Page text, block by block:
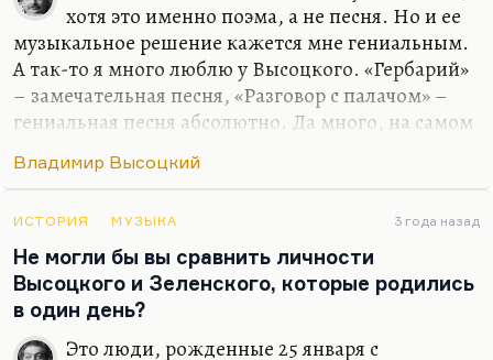
хотя это именно поэма, а не песня. Но и ее
музыкальное решение кажется мне гениальным.
А так-то я много люблю у Высоцкого. «Гербарий»
– замечательная песня, «Разговор с палачом» –
гениальная песня абсолютно. Да много, на самом
меня самых важных, любимых, постоянно
в последние годы – «Райские яблоки», «Через
десять лет все также», «Москва-Одесса 2», «Охота
на волков 2». Вот этот такой поздний пересмотр
ранних стратегий и ранних песен я ценю очень
высоко. Но «Баллада о детстве» все равно номер
Владимир Высоцкий
ИСТОРИЯ МУЗЫКА 3 года назад
Не могли бы вы сравнить личности
Высоцкого и Зеленского, которые родились
в один день?
Это люди, рожденные 25 января с